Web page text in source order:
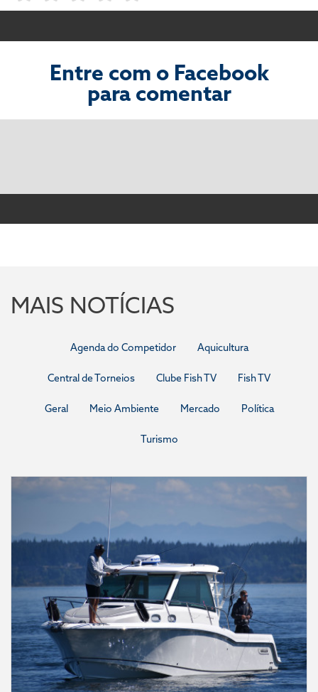
Entre com o Facebook
para comentar
MAIS NOTÍCIAS
Agenda do Competidor Aquicultura
Central de Torneios Clube Fish TV Fish TV
Geral Meio Ambiente Mercado Política
Turismo